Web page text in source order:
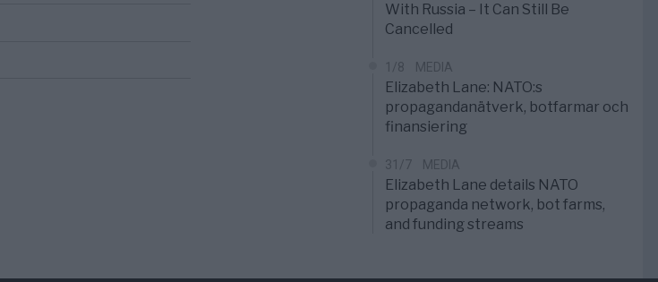
With Russia – It Can Still Be
Cancelled
1/8 MEDIA
Elizabeth Lane: NATO:s
propagandanätverk, botfarmar och
finansiering
31/7 MEDIA
Elizabeth Lane details NATO
propaganda network, bot farms,
and funding streams